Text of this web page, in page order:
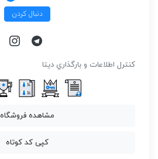
دنبال کردن
كنترل اطلاعات و بارگذاري ديتا
مشاهده فروشگاه
کپی کد کوتاه